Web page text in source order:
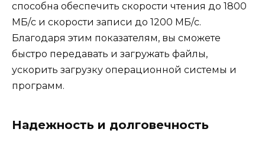
способна обеспечить скорости чтения до 1800
МБ/с и скорости записи до 1200 МБ/с.
Благодаря этим показателям, вы сможете
быстро передавать и загружать файлы,
ускорить загрузку операционной системы и
программ.
Надежность и долговечность